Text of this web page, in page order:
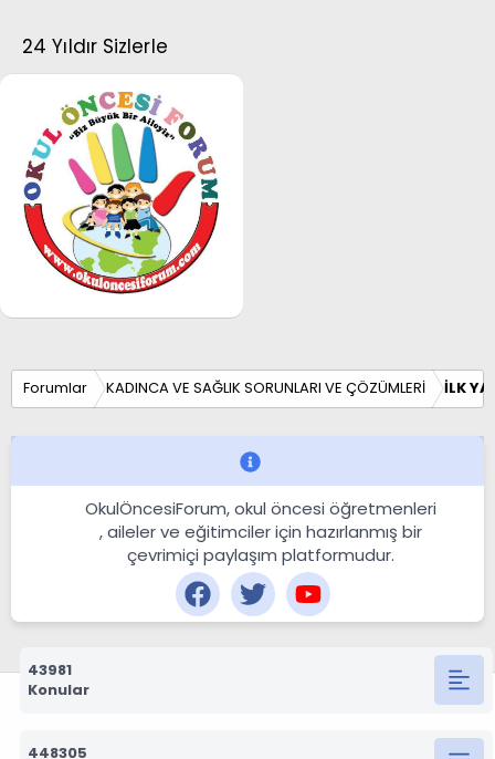
24 Yıldır Sizlerle
Forumlar KADINCA VE SAĞLIK SORUNLARI VE ÇÖZÜMLERİ İLK
OkulÖncesiForum, okul öncesi öğretmenleri
, aileler ve eğitimciler için hazırlanmış bir
çevrimiçi paylaşım platformudur.
43981
Konular
448305